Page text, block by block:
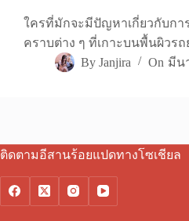
ใครที่มักจะมีปัญหาเกี่ยวกับกา
คราบต่าง ๆ ที่เกาะบนพื้นผิวร
By Janjira On มีน
ติดตามอีสานร้อยแปดทางโซเชียล